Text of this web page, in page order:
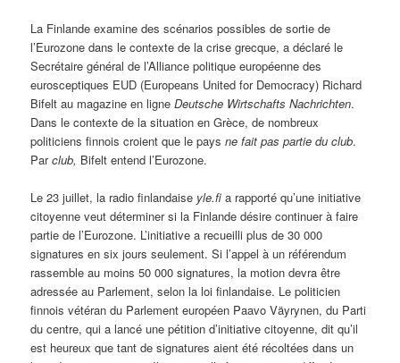
La Finlande examine des scénarios possibles de sortie de
l’Eurozone dans le contexte de la crise grecque, a déclaré le
Secrétaire général de l’Alliance politique européenne des
eurosceptiques EUD (Europeans United for Democracy) Richard
Bifelt au magazine en ligneDeutsche Wirtschafts Nachrichten.
Dans le contexte de la situation en Grèce, de nombreux
politiciens finnois croient que le paysne fait pas partie du club.
Parclub, Bifelt entend l’Eurozone.
Le 23 juillet, la radio finlandaise yle.fi a rapporté qu’une initiative
citoyenne veut déterminer si la Finlande désire continuer à faire
partie de l’Eurozone. L’initiative a recueilli plus de 30 000
signatures en six jours seulement. Si l’appel à un référendum
rassemble au moins 50 000 signatures, la motion devra être
adressée au Parlement, selon la loi finlandaise. Le politicien
finnois vétéran du Parlement européen Paavo Väyrynen, du Parti
du centre, qui a lancé une pétition d’initiative citoyenne, dit qu’il
est heureux que tant de signatures aient été récoltées dans un